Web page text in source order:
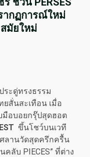
ากฏการณ์ใหม่
มัยใหม่
ะดู่ทรงธรรม
ยสั่นสะเทือน เมื่อ
มือบอยกรุ๊ปสุดฮอต
ขึ้นโชว์บนเวที
ลานวัดสุดครึกครื้น
คลับ PIECES” ที่ต่าง